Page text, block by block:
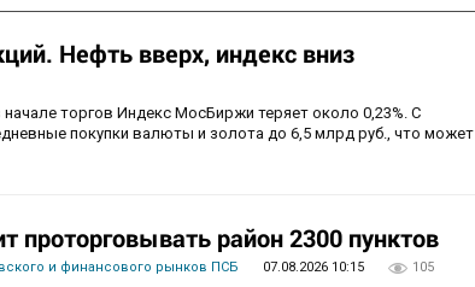
Нефть вверх, индекс вниз
торгов Индекс МосБиржи теряет около 0,23%. С
покупки валюты и золота до 6,5 млрд руб., что может
район 2300 пунктов
и финансового рынков ПСБ 07.08.2026 10:15 105